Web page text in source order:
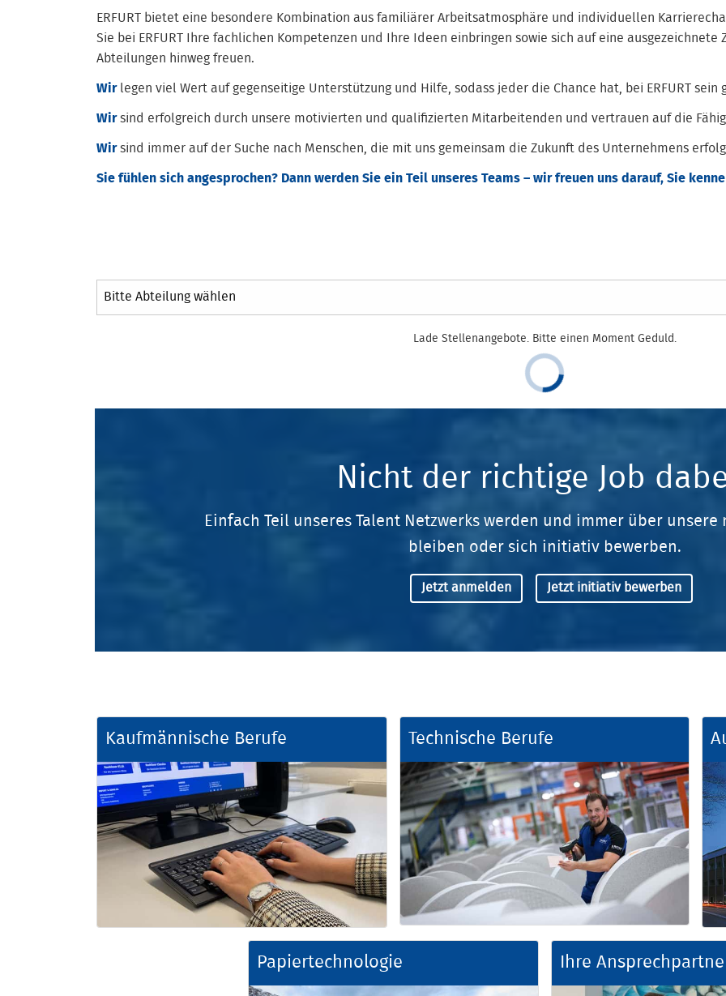
ERFURT bietet eine besondere Kombination aus familiärer Arbeitsatmosphäre und individuellen
Sie bei ERFURT Ihre fachlichen Kompetenzen und Ihre Ideen einbringen sowie sich auf eine
Abteilungen hinweg freuen.
Wirlegen viel Wert auf gegenseitige Unterstützung und Hilfe, sodass jeder die Chance hat, bei ERFURT sein
Wirsind erfolgreich durch unsere motivierten und qualifizierten Mitarbeitenden und vertrauen auf die
Wirsind immer auf der Suche nach Menschen, die mit uns gemeinsam die Zukunft des Unternehmens
Sie fühlen sich angesprochen? Dann werden Sie ein Teil unseres Teams – wir freuen uns darauf, Sie
Lade Stellenangebote. Bitte einen Moment Geduld.
Nicht der richtige Job
Einfach Teil unseres Talent Netzwerks werden und immer über
bleiben oder sich initiativ bewerben.
Jetzt anmelden Jetzt initiativ bewerben
Kaufmännische Berufe Technische Berufe
Papiertechnologie Ihre